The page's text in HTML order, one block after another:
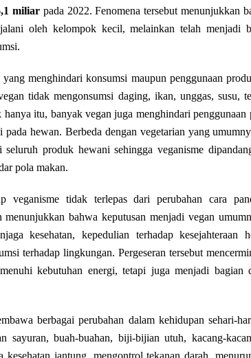
miliar pada 2022. Fenomena tersebut menunjukkan
oleh kelompok kecil, melainkan telah menjadi
menghindari konsumsi maupun penggunaan
tidak mengonsumsi daging, ikan, unggas, susu,
itu, banyak vegan juga menghindari
hewan. Berbeda dengan vegetarian yang
seluruh produk hewani sehingga veganisme
pola makan.
veganisme tidak terlepas dari perubahan cara
menunjukkan bahwa keputusan menjadi vegan
kesehatan, kepedulian terhadap kesejahteraan
terhadap lingkungan. Pergeseran tersebut
kebutuhan energi, tetapi juga menjadi
berbagai perubahan dalam kehidupan sehari-
sayuran, buah-buahan, biji-bijian utuh, kacang-